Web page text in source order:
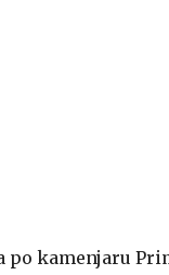
po kamenjaru